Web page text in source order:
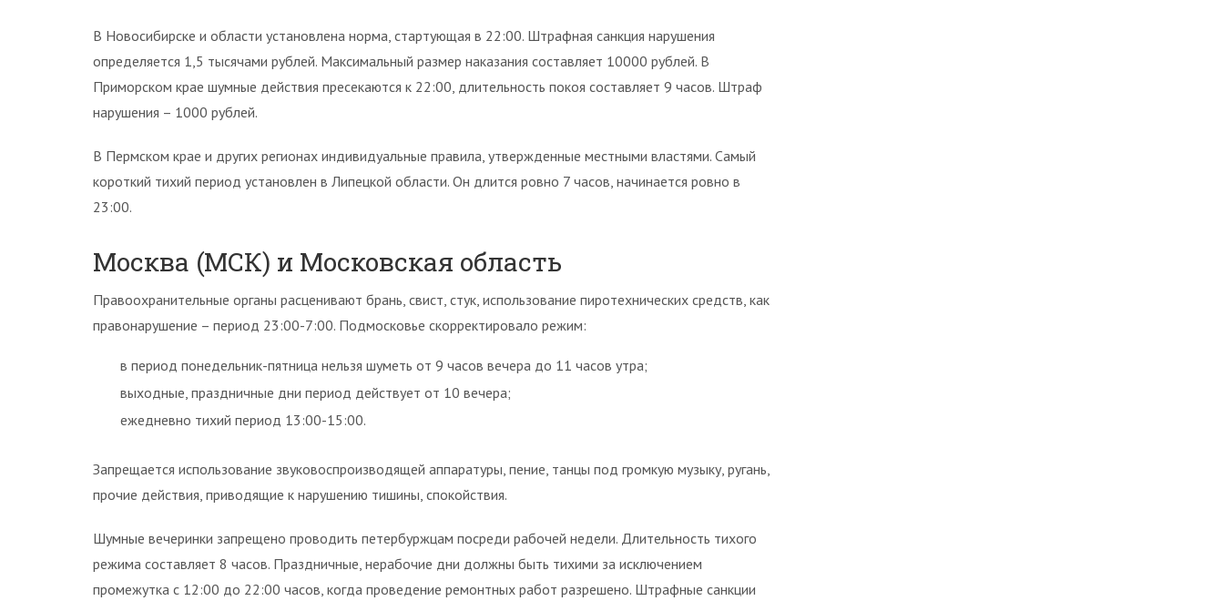
В Новосибирске и области установлена норма, стартующая в 22:00. Штрафная санкция нарушения
определяется 1,5 тысячами рублей. Максимальный размер наказания составляет 10000 рублей. В
Приморском крае шумные действия пресекаются к 22:00, длительность покоя составляет 9 часов. Штраф
нарушения – 1000 рублей.
В Пермском крае и других регионах индивидуальные правила, утвержденные местными властями. Самый
короткий тихий период установлен в Липецкой области. Он длится ровно 7 часов, начинается ровно в
23:00.
Москва (МСК) и Московская область
Правоохранительные органы расценивают брань, свист, стук, использование пиротехнических средств, как
правонарушение – период 23:00-7:00. Подмосковье скорректировало режим:
в период понедельник-пятница нельзя шуметь от 9 часов вечера до 11 часов утра;
выходные, праздничные дни период действует от 10 вечера;
ежедневно тихий период 13:00-15:00.
Запрещается использование звуковоспроизводящей аппаратуры, пение, танцы под громкую музыку, ругань,
прочие действия, приводящие к нарушению тишины, спокойствия.
Шумные вечеринки запрещено проводить петербуржцам посреди рабочей недели. Длительность тихого
режима составляет 8 часов. Праздничные, нерабочие дни должны быть тихими за исключением
промежутка с 12:00 до 22:00 часов, когда проведение ремонтных работ разрешено. Штрафные санкции